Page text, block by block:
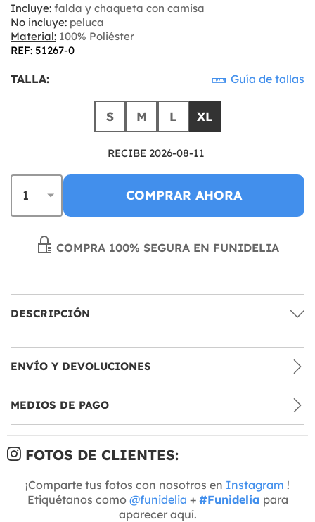
Incluye: falda y chaqueta con camisa
No incluye: peluca
Material: 100% Poliéster
REF: 51267-0
TALLA: Guía de tallas
S M L XL
RECIBE 2026-08-11
COMPRAR AHORA
COMPRA 100% SEGURA EN FUNIDELIA
DESCRIPCIÓN
ENVÍO Y DEVOLUCIONES
MEDIOS DE PAGO
FOTOS DE CLIENTES:
¡Comparte tus fotos con nosotros en Instagram !
Etiquétanos como @funidelia + #Funidelia para
aparecer aquí.